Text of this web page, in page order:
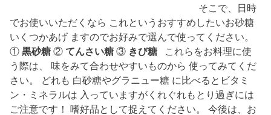
そこで、日時
でお使いいただくなら これというおすすめしたいお砂糖
いくつかあげ ますのでお好みで選んで使ってください。
①黒砂糖 ②てんさい糖 ③ きび糖 これらをお料理に使
う際は、 味をみて合わせやすいものから 使ってみてくだ
さい。 どれも 白砂糖やグラニュー糖 に比べるとビタミ
ン・ミネラルは 入っていますがくれぐれもとり過ぎには
ご注意です！ 嗜好品として捉えてください。 今後は、お